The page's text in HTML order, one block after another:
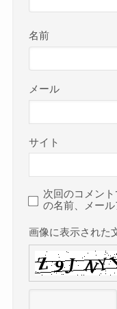
名前
メール
サイト
次回のコメン
の名前、メール
画像に表示された